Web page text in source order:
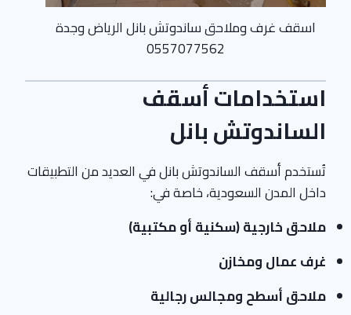
اسقف غرف وملاحق ساندوتش بانل الرياض وجدة
0557077562
استخدامات أسقف
الساندوتش بانل
تُستخدم أسقف الساندوتش بانل في العديد من التطبيقات
داخل المدن السعودية، خاصة في:
ملاحق خارجية (سكنية أو مكتبية)
غرف عمال ومخازن
ملاحق أسطح ومجالس رجالية